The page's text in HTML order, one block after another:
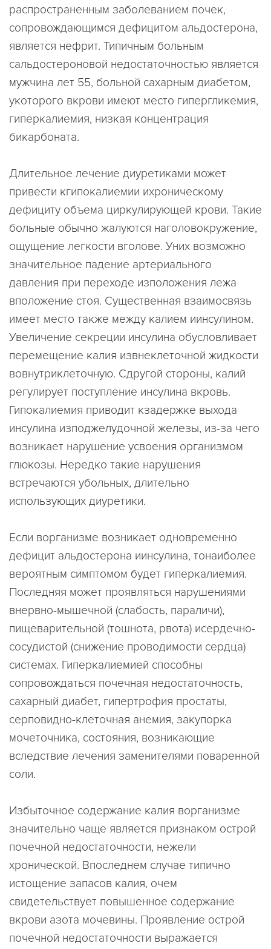
распространенным заболеванием почек,
сопровождающимся дефицитом альдостерона,
является нефрит. Типичным больным
сальдостероновой недостаточностью является
мужчина лет 55, больной сахарным диабетом,
укоторого вкрови имеют место гипергликемия,
гиперкалиемия, низкая концентрация
бикарбоната.
Длительное лечение диуретиками может
привести кгипокалиемии ихроническому
дефициту объема циркулирующей крови. Такие
больные обычно жалуются наголовокружение,
ощущение легкости вголове. Уних возможно
значительное падение артериального
давления при переходе изположения лежа
вположение стоя. Существенная взаимосвязь
имеет место также между калием иинсулином.
Увеличение секреции инсулина обусловливает
перемещение калия извнеклеточной жидкости
вовнутриклеточную. Сдругой стороны, калий
регулирует поступление инсулина вкровь.
Гипокалиемия приводит кзадержке выхода
инсулина изподжелудочной железы, из-за чего
возникает нарушение усвоения организмом
глюкозы. Нередко такие нарушения
встречаются убольных, длительно
использующих диуретики.
Если ворганизме возникает одновременно
дефицит альдостерона иинсулина, тонаиболее
вероятным симптомом будет гиперкалиемия.
Последняя может проявляться нарушениями
внервно-мышечной (слабость, параличи),
пищеварительной (тошнота, рвота) исердечно-
сосудистой (снижение проводимости сердца)
системах. Гиперкалиемией способны
сопровождаться почечная недостаточность,
сахарный диабет, гипертрофия простаты,
серповидно-клеточная анемия, закупорка
мочеточника, состояния, возникающие
вследствие лечения заменителями поваренной
соли.
Избыточное содержание калия ворганизме
значительно чаще является признаком острой
почечной недостаточности, нежели
хронической. Впоследнем случае типично
истощение запасов калия, очем
свидетельствует повышенное содержание
вкрови азота мочевины. Проявление острой
почечной недостаточности выражается